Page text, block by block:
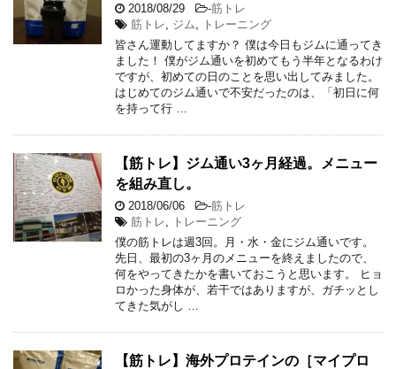
2018/08/29 -筋トレ
筋トレ
ジム
トレーニング
皆さん運動してますか？ 僕は今日もジムに通ってき
ました！ 僕がジム通いを初めてもう半年となるわけ
ですが、初めての日のことを思い出してみました。
はじめてのジム通いで不安だったのは、「初日に何
を持って行 …
【筋トレ】ジム通い3ヶ月経過。メニュー
を組み直し。
2018/06/06 -筋トレ
筋トレ
トレーニング
僕の筋トレは週3回。月・水・金にジム通いです。
先日、最初の3ヶ月のメニューを終えましたので、
何をやってきたかを書いておこうと思います。 ヒョ
ロかった身体が、若干ではありますが、ガチッとし
てきた気がし …
【筋トレ】海外プロテインの［マイプロ